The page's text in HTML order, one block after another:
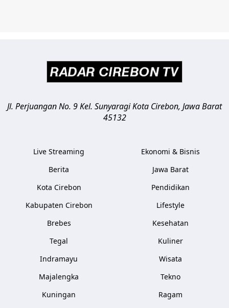
Jl. Perjuangan No. 9 Kel. SunyaragiKota Cirebon, Jawa Barat
45132
Live Streaming
Berita
Kota Cirebon
Kabupaten Cirebon
Brebes
Tegal
Indramayu
Majalengka
Kuningan
Ekonomi & Bisnis
Jawa Barat
Pendidikan
Lifestyle
Kesehatan
Kuliner
Wisata
Tekno
Ragam